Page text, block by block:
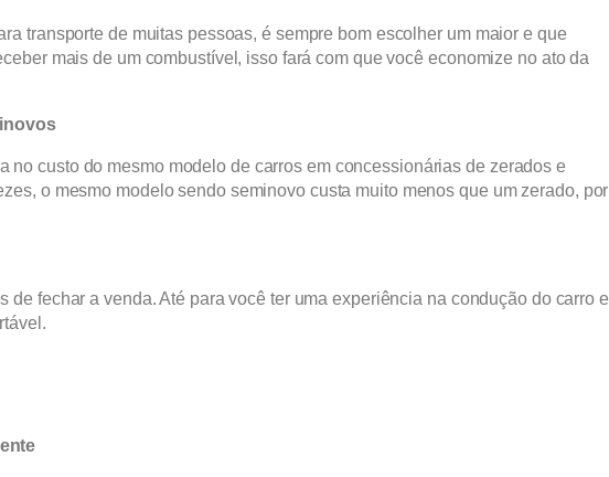
transporte de muitas pessoas, é sempre bom escolher um maior e que
mais de um combustível, isso fará com que você economize no ato da
no custo do mesmo modelo de carros em concessionárias de zerados e
o mesmo modelo sendo seminovo custa muito menos que um zerado, por
de fechar a venda. Até para você ter uma experiência na condução do carro e